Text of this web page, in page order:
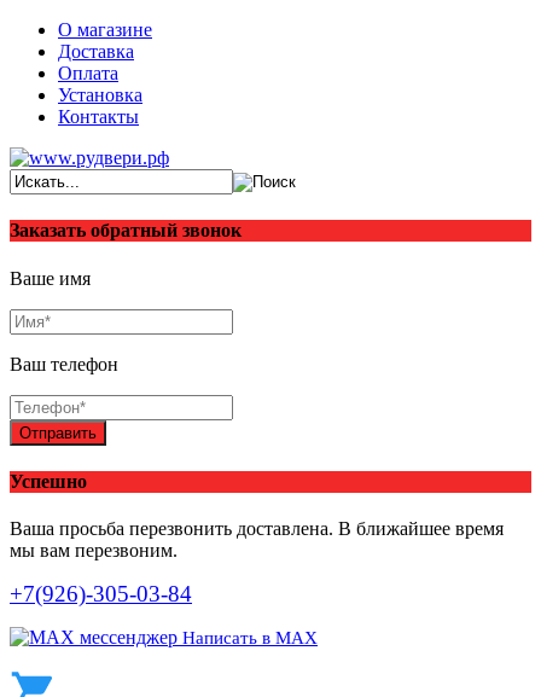
О магазине
Доставка
Оплата
Установка
Контакты
Заказать обратный звонок
Ваше имя
Ваш телефон
Отправить
Успешно
Ваша просьба перезвонить доставлена. В ближайшее время
мы вам перезвоним.
+7(926)-305-03-84
Написать в МАХ